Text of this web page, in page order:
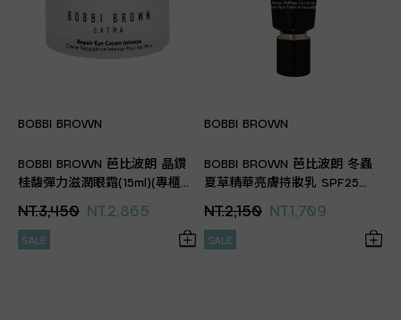
BOBBI BROWN
BOBBI BROWN 芭比波朗 晶鑽
桂馥彈力滋潤眼霜(15ml)(專櫃公
NT.3,450 NT.2,865
SALE
BOBBI BROWN
BOBBI BROWN 芭比波朗 冬蟲
夏草精華亮膚持妝乳 SPF25
NT.2,150 NT.1,709
SALE